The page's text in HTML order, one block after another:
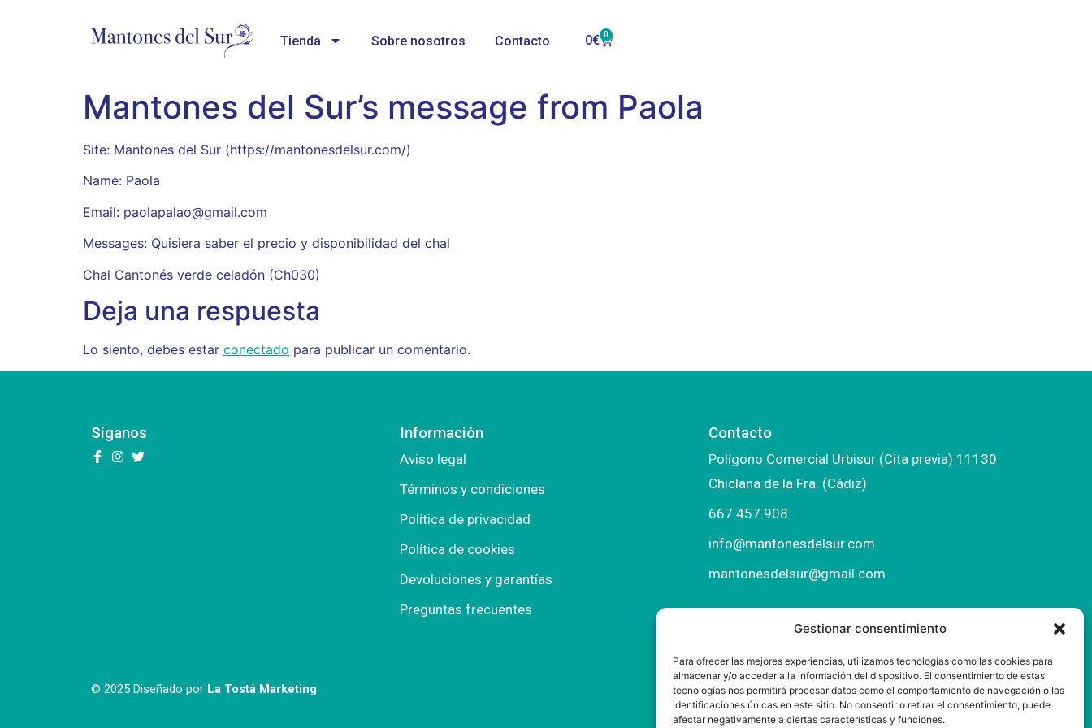
Gestionar consentimiento
Para ofrecer las mejores experiencias, utilizamos tecnologías como las cookies para
almacenar y/o acceder a la información del dispositivo. El consentimiento de estas
tecnologías nos permitirá procesar datos como el comportamiento de navegación o las
identificaciones únicas en este sitio. No consentir o retirar el consentimiento, puede
afectar negativamente a ciertas características y funciones.
Tienda Sobre nosotros Contacto 0€ 0
Mantones del Sur’s message from Paola
Site: Mantones del Sur (https://mantonesdelsur.com/)
Name: Paola
Email: paolapalao@gmail.com
Messages: Quisiera saber el precio y disponibilidad del chal
Chal Cantonés verde celadón (Ch030)
Deja una respuesta
Lo siento, debes estar conectado para publicar un comentario.
Síganos Información
Aviso legal
Términos y condiciones
Política de privacidad
Política de cookies
Devoluciones y garantías
Preguntas frecuentes
Contacto
Polígono Comercial Urbisur (Cita previa) 11130
Chiclana de la Fra. (Cádiz)
667 457 908
info@mantonesdelsur.com
mantonesdelsur@gmail.com
© 2025 Diseñado por La Tostá Marketing